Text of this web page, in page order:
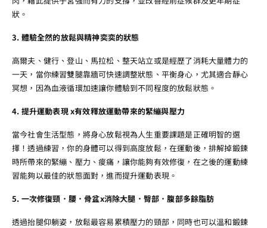
狀。
3. 體驗全然的放鬆與精神奕奕的狀態
高爾夫、健行、登山、馬拉松、整天站立或是經歷了消耗大量體力的
一天，當你練習雙腿靠牆可快速調整狀態、平衡身心，尤其適合靜心
冥想，因為血液循環加速讓你體驗到不同程度的放鬆狀態。
4. 提升運動表現 x有效釋放運動帶來的緊繃與壓力
當今社會生活型態，將身心放鬆視為人生重要課題是正確明智的選
擇！透過練習，你的身體可以得到高度放鬆，在運動後，排解掉鍛鍊
時所帶來的緊繃、壓力、痠痛，讓你能夠有效修復，在之後的運動練
習能夠以最佳的狀態面對，進而提升運動表現。
5. 一次修復頸．腰．骨盆x消除大腿．臀部．腹部多餘脂肪
透過抬腿仰躺姿，放鬆最容易累積壓力的頸部，同時也可以溫和鍛鍊